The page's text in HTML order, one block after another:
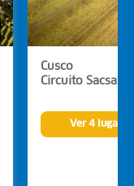
Cusco
Circuito
Ver 4 lugares